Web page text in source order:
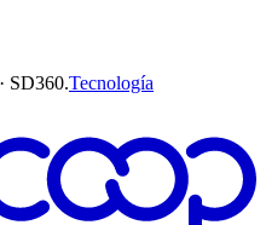
SD360.Tecnología